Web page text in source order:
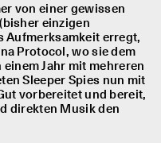
von einer gewissen
einzigen
Aufmerksamkeit erregt,
Protocol, wo sie dem
Jahr mit mehreren
Sleeper Spies nun mit
vorbereitet und bereit,
direkten Musik den